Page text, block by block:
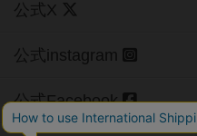
公式X
公式instagram
公式Facebook